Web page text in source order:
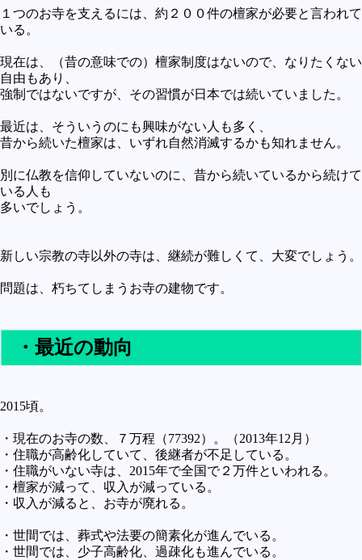
１つのお寺を支えるには、約２００件の檀家が必要と言われて
いる。
現在は、（昔の意味での）檀家制度はないので、なりたくない
自由もあり、
強制ではないですが、その習慣が日本では続いていました。
最近は、そういうのにも興味がない人も多く、
昔から続いた檀家は、いずれ自然消滅するかも知れません。
別に仏教を信仰していないのに、昔から続いているから続けて
いる人も
多いでしょう。
新しい宗教の寺以外の寺は、継続が難しくて、大変でしょう。
問題は、朽ちてしまうお寺の建物です。
・最近の動向
2015頃。
・現在のお寺の数、７万程（77392）。（2013年12月）
・住職が高齢化していて、後継者が不足している。
・住職がいない寺は、2015年で全国で２万件といわれる。
・檀家が減って、収入が減っている。
・収入が減ると、お寺が廃れる。
・世間では、葬式や法要の簡素化が進んでいる。
・世間では、少子高齢化、過疎化も進んでいる。